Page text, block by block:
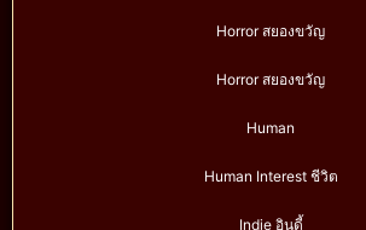
Horror สยองขวัญ
Horror สยองขวัญ
Human
Human Interest ชีวิต
Indie อินดี้